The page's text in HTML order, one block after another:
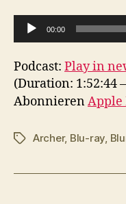
u
d
i
o
P
a
00:00
Podcast: Play in
(Duration: 1:52:44
AbonnierenApple
Schlagwörter
Archer, Blu-ray